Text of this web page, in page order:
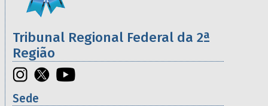
Tribunal Regional Federal da 2ª
Região
Sede